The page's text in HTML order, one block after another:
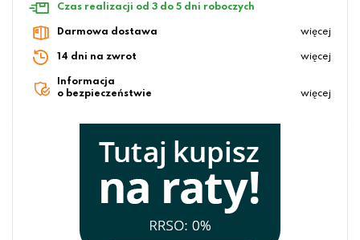
Czas realizacji od 3 do 5 dni roboczych
Darmowa dostawa więcej
14 dni na zwrot więcej
Informacja
o bezpieczeństwie
więcej